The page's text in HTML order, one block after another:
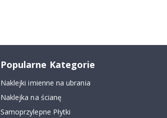
Popularne Kategorie
Naklejki imienne na ubrania
Naklejka na ścianę
Samoprzylepne Płytki